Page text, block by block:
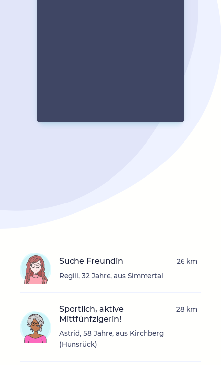
Suche Freundin
Regiii, 32 Jahre, aus Simmertal
26 km
Sportlich, aktive
Mittfünfzigerin!
Astrid, 58 Jahre, aus Kirchberg
(Hunsrück)
28 km